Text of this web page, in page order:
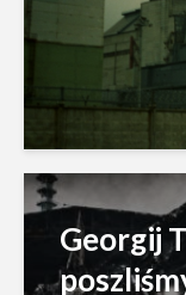
Georgij